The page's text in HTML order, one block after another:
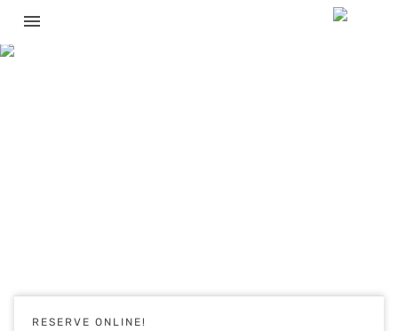
menu
RESERVE ONLINE!